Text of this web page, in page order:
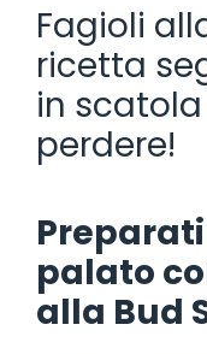
Fagioli
ricetta
in
perdere!
palato
alla Bud